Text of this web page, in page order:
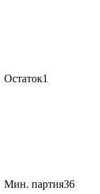
Остаток1
Мин. партия36